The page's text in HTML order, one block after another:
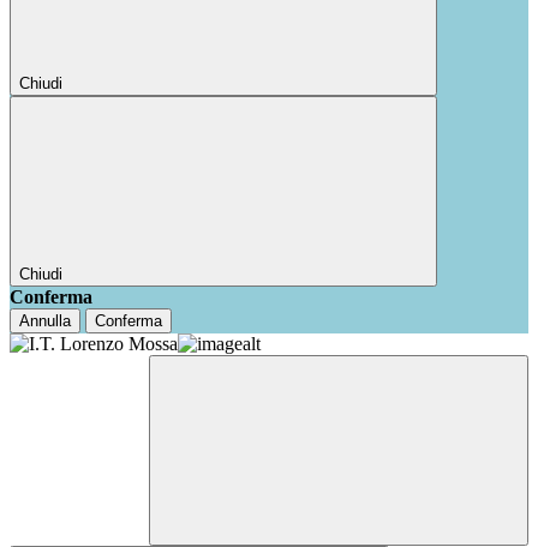
Chiudi
Chiudi
Conferma
Annulla Conferma